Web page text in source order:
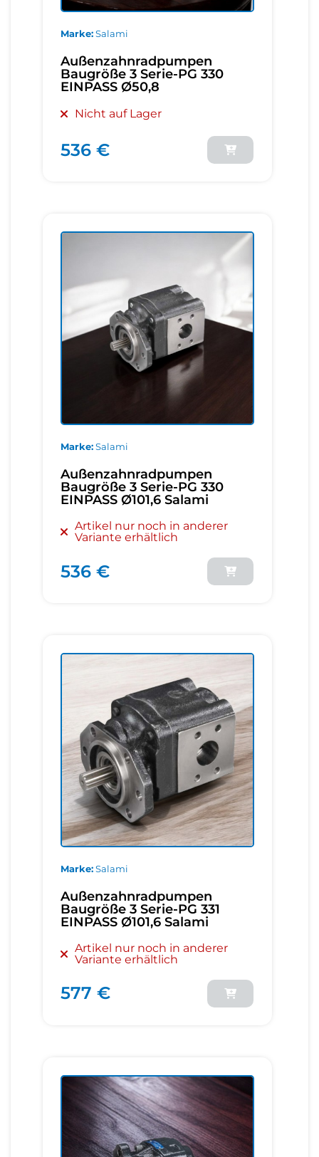
Marke Salami
Außenzahnradpumpen
Baugröße 3 Serie-PG 330
EINPASS Ø50,8
Nicht auf Lager
536 €
Marke Salami
Außenzahnradpumpen
Baugröße 3 Serie-PG 330
EINPASS Ø101,6 Salami
Artikel nur noch in anderer
Variante erhältlich
536 €
Marke Salami
Außenzahnradpumpen
Baugröße 3 Serie-PG 331
EINPASS Ø101,6 Salami
Artikel nur noch in anderer
Variante erhältlich
577 €